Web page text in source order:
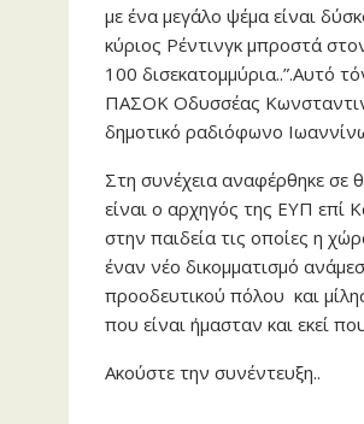
με ένα μεγάλο ψέμα είναι
κύριος Ρέντινγκ μπροστά
100 δισεκατομμύρια..”.Αυτό
ΠΑΣΟΚ Οδυσσέας
δημοτικό ραδιόφωνο
Στη συνέχεια αναφέρθηκε σε
είναι ο αρχηγός της ΕΥΠ επί
στην παιδεία τις οποίες η
έναν νέο δικομματισμό
προοδευτικού πόλου και
που είναι ήμασταν και εκεί
Ακούστε την συνέντευξη..